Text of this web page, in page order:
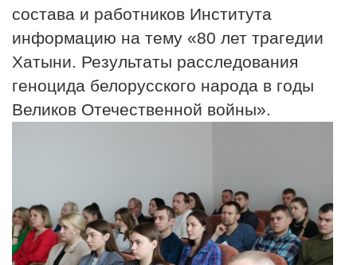
состава и работников Института
информацию на тему «80 лет трагедии
Хатыни. Результаты расследования
геноцида белорусского народа в годы
Великов Отечественной войны».